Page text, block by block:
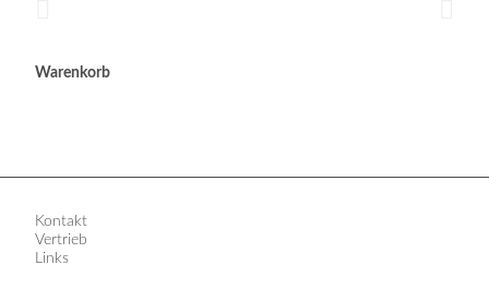
Warenkorb
Kontakt
Vertrieb
Links